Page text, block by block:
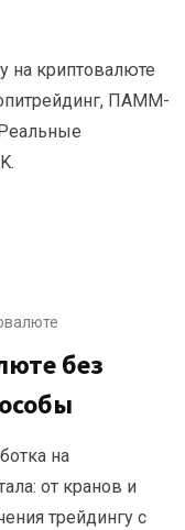
на криптовалюте
ПАММ-
без
на
от кранов и
трейдингу с